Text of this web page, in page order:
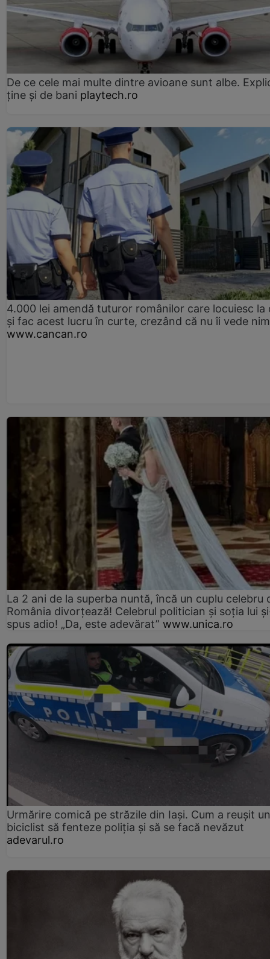
De ce cele mai multe dintre avioane sunt albe.
ține și de bani playtech.ro
4.000 lei amendă tuturor românilor care locuiesc la
și fac acest lucru în curte, crezând că nu îi vede
www.cancan.ro
La 2 ani de la superba nuntă, încă un cuplu celebru
România divorțează! Celebrul politician și soția lui
spus adio! „Da, este adevărat” www.unica.ro
Urmărire comică pe străzile din Iași. Cum a reușit un
biciclist să fenteze poliția și să se facă nevăzut
adevarul.ro